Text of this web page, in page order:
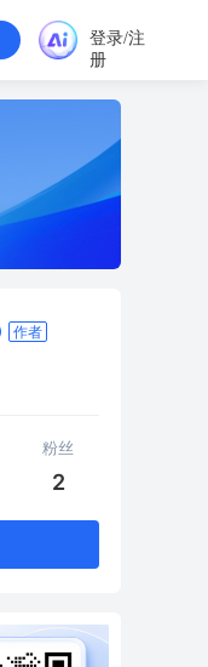
登录/注
册
作者
粉丝
2